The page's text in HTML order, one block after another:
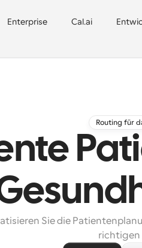
Enterprise Cal.ai
Routing für
Sie die
richtigen